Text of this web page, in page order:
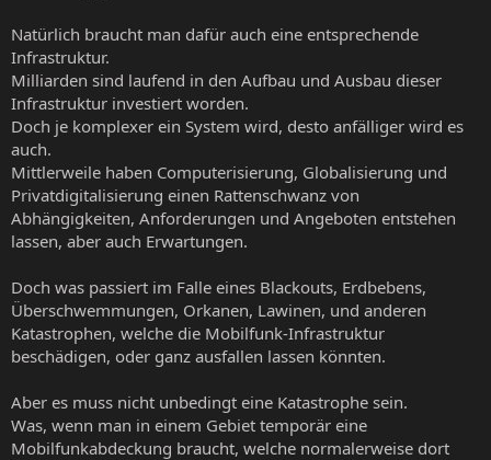
Natürlich braucht man dafür auch eine entsprechende
Infrastruktur.
Milliarden sind laufend in den Aufbau und Ausbau dieser
Infrastruktur investiert worden.
Doch je komplexer ein System wird, desto anfälliger wird es
auch.
Mittlerweile haben Computerisierung, Globalisierung und
Privatdigitalisierung einen Rattenschwanz von
Abhängigkeiten, Anforderungen und Angeboten entstehen
lassen, aber auch Erwartungen.
Doch was passiert im Falle eines Blackouts, Erdbebens,
Überschwemmungen, Orkanen, Lawinen, und anderen
Katastrophen, welche die Mobilfunk-Infrastruktur
beschädigen, oder ganz ausfallen lassen könnten.
Aber es muss nicht unbedingt eine Katastrophe sein.
Was, wenn man in einem Gebiet temporär eine
Mobilfunkabdeckung braucht, welche normalerweise dort